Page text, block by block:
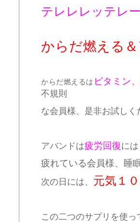
テレレレッテレー
からだ燃える
からだ燃えるは ビタミン
不規則
な会員様、是非お試しく
アバンドは疲労回復に
疲れている会員様、睡
次の日には、 元気１
この二つのサプリを使